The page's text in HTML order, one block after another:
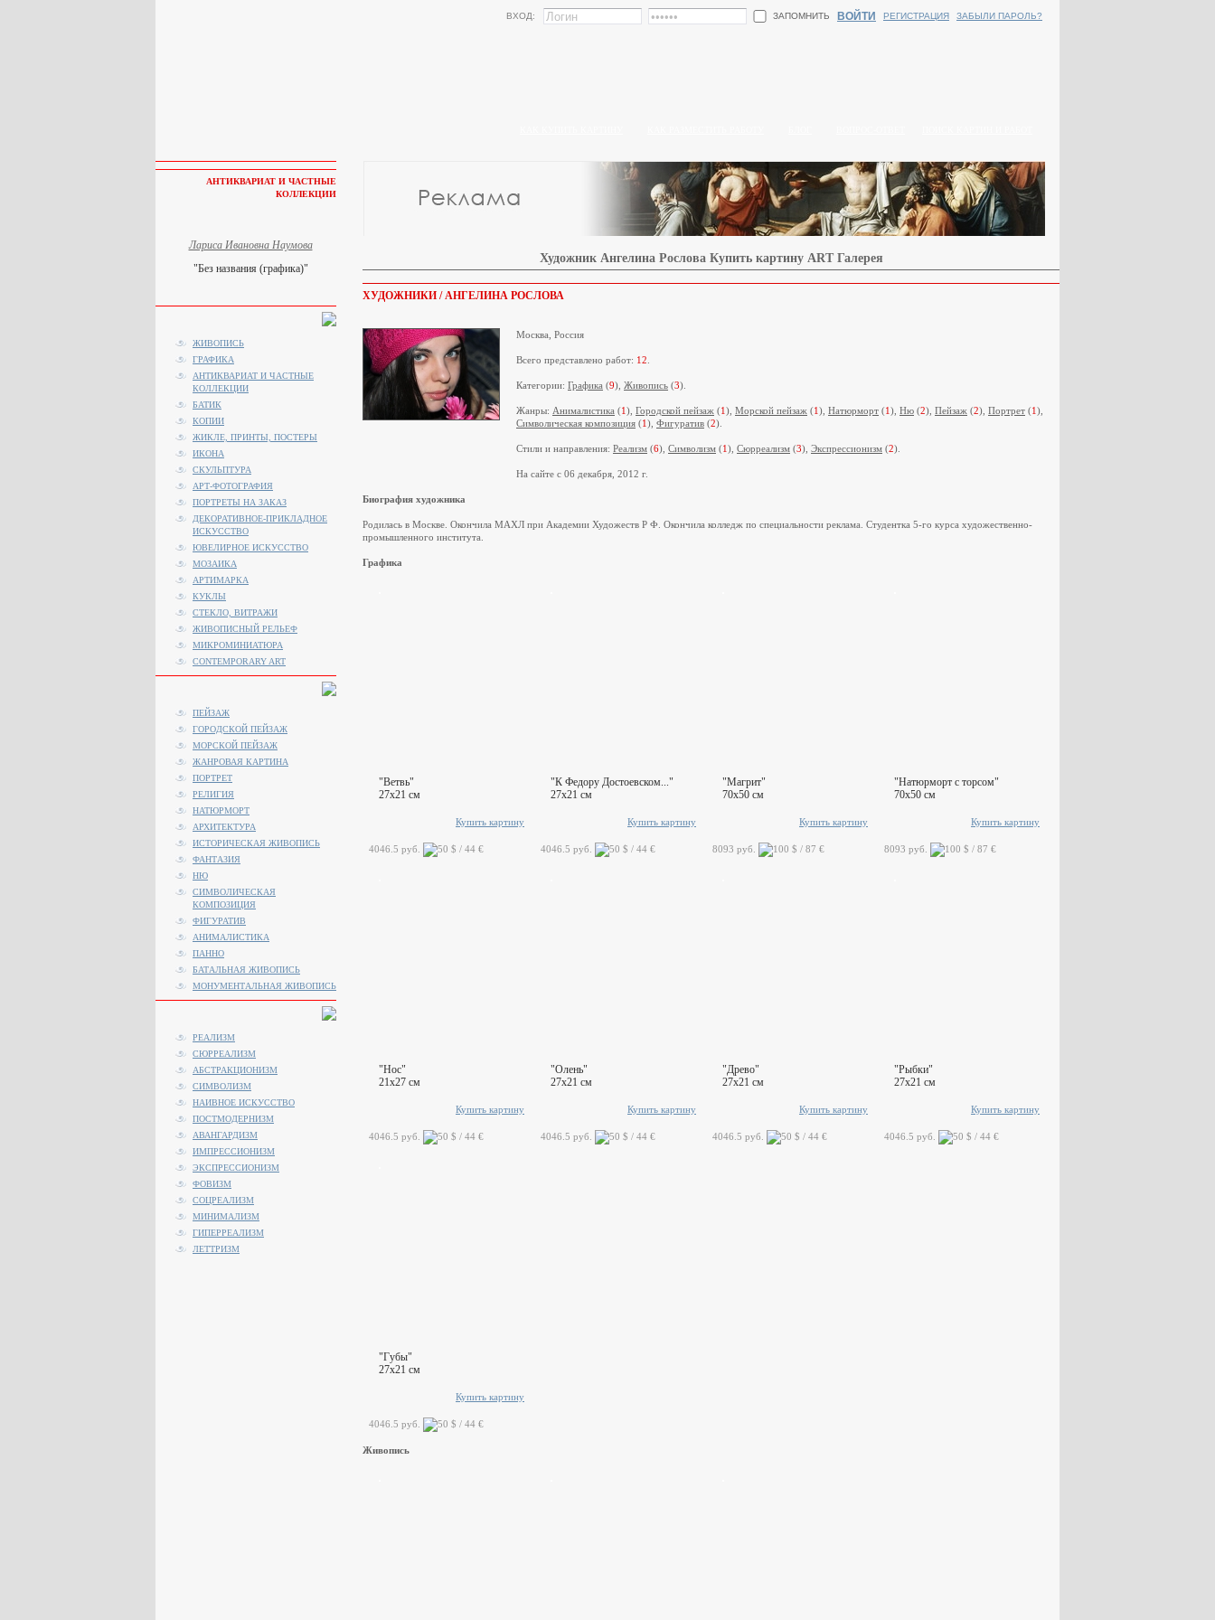
ВХОД: ЗАПОМНИТЬ ВОЙТИ РЕГИСТРАЦИЯ ЗАБЫЛИ ПАРОЛЬ?
Художник Ангелина Рослова Купить картину ART Галерея
ХУДОЖНИКИ / АНГЕЛИНА РОСЛОВА
Москва, Россия
Всего представлено работ: 12
Категории: Графика (9), Живопись (3).
Жанры: Анималистикa (1), Городской пейзаж (1), Морской пейзаж (1), Натюрморт (1), Ню (2), Пейзаж (2), Портрет (1),
Символическая композиция (1), Фигуратив (2).
Стили и направления: Реализм (6), Символизм (1), Сюрреализм (3), Экспрессионизм (2).
На сайте с 06 декабря, 2012 г.
Биография художника
Родилась в Москве. Окончила МАХЛ при Академии Художеств Р Ф. Окончила колледж по специальности реклама. Студентка 5-го курса художественно-
промышленного института.
Графика
"Ветвь"
27x21 см
Купить картину
4046.5 руб.
"К Федору Достоевском..."
27x21 см
Купить картину
4046.5 руб.
"Магрит"
70x50 см
Купить картину
8093 руб.
"Натюрморт с торсом"
70x50 см
Купить картину
8093 руб.
"Нос"
21x27 см
Купить картину
4046.5 руб.
"Олень"
27x21 см
Купить картину
4046.5 руб.
"Древо"
27x21 см
Купить картину
4046.5 руб.
"Рыбки"
27x21 см
Купить картину
4046.5 руб.
"Губы"
27x21 см
Купить картину
4046.5 руб.
Живопись
АНТИКВАРИАТ И ЧАСТНЫЕ
КОЛЛЕКЦИИ
Лариса Ивановна Наумова
"Без названия (графика)"
ЖИВОПИСЬ
ГРАФИКА
АНТИКВАРИАТ И ЧАСТНЫЕ
КОЛЛЕКЦИИ
БАТИК
КОПИИ
ЖИКЛЕ, ПРИНТЫ, ПОСТЕРЫ
ИКОНА
СКУЛЬПТУРА
АРТ-ФОТОГРАФИЯ
ПОРТРЕТЫ НА ЗАКАЗ
ДЕКОРАТИВНОЕ-ПРИКЛАДНОЕ
ИСКУССТВО
ЮВЕЛИРНОЕ ИСКУССТВО
МОЗАИКА
АРТИМАРКА
КУКЛЫ
СТЕКЛО, ВИТРАЖИ
ЖИВОПИСНЫЙ РЕЛЬЕФ
МИКРОМИНИАТЮРА
CONTEMPORARY ART
ПЕЙЗАЖ
ГОРОДСКОЙ ПЕЙЗАЖ
МОРСКОЙ ПЕЙЗАЖ
ЖАНРОВАЯ КАРТИНА
ПОРТРЕТ
РЕЛИГИЯ
НАТЮРМОРТ
АРХИТЕКТУРА
ИСТОРИЧЕСКАЯ ЖИВОПИСЬ
ФАНТАЗИЯ
НЮ
СИМВОЛИЧЕСКАЯ
КОМПОЗИЦИЯ
ФИГУРАТИВ
АНИМАЛИСТИКA
ПАННО
БАТАЛЬНАЯ ЖИВОПИСЬ
МОНУМЕНТАЛЬНАЯ ЖИВОПИСЬ
РЕАЛИЗМ
СЮРРЕАЛИЗМ
АБСТРАКЦИОНИЗМ
СИМВОЛИЗМ
НАИВНОЕ ИСКУССТВО
ПОСТМОДЕРНИЗМ
АВАНГАРДИЗМ
ИМПРЕССИОНИЗМ
ЭКСПРЕССИОНИЗМ
ФОВИЗМ
СОЦРЕАЛИЗМ
МИНИМАЛИЗМ
ГИПЕРРЕАЛИЗМ
ЛЕТТРИЗМ